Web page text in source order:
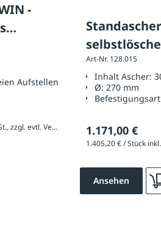
-
Aufstellen
1.046,40 € / Stück inkl. 20 % MwSt., zzgl. evtl. Versandkosten
Edelstahl
Art-Nr. 128.015
Inhalt Ascher:
Ø:270 mm
1.171,00 €
Ansehen